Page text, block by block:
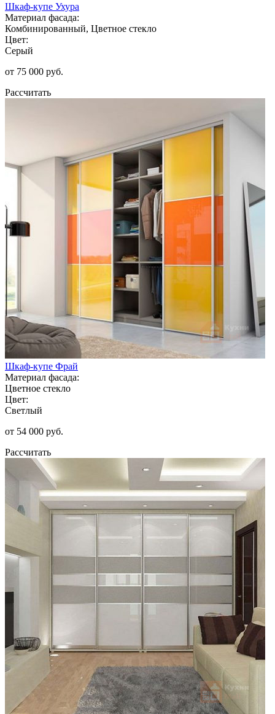
Шкаф-купе Ухура
Материал фасада:
Комбинированный, Цветное стекло
Цвет:
Серый
от 75 000 руб.
Рассчитать
Шкаф-купе Фрай
Материал фасада:
Цветное стекло
Цвет:
Светлый
от 54 000 руб.
Рассчитать